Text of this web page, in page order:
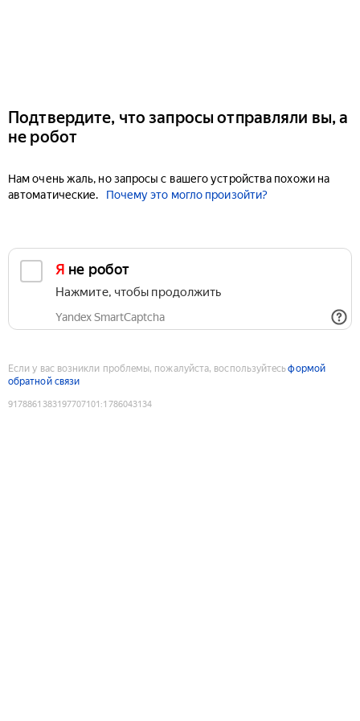
Подтвердите, что запросы отправляли вы, а
не робот
Нам очень жаль, но запросы с вашего устройства похожи на
автоматические.
Почему это могло произойти?
Я не робот
Нажмите, чтобы продолжить
Yandex SmartCaptcha
Если у вас возникли проблемы, пожалуйста, воспользуйтесьформой
обратной связи
9178861383197707101 :1786043134